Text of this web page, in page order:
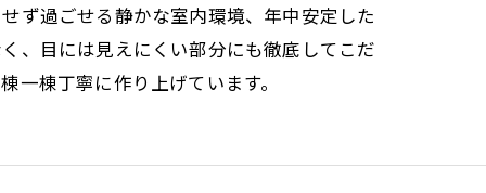
ず過ごせる静かな室内環境、年中安定した
、目には見えにくい部分にも徹底してこだ
棟丁寧に作り上げています。